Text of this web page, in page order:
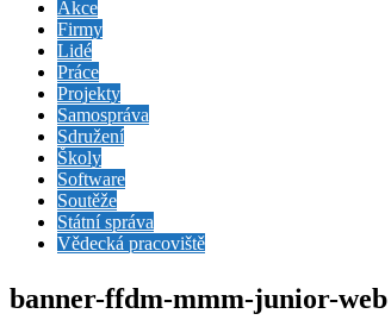
Akce
Firmy
Lidé
Práce
Projekty
Samospráva
Sdružení
Školy
Software
Soutěže
Státní správa
Vědecká pracoviště
banner-ffdm-mmm-junior-web